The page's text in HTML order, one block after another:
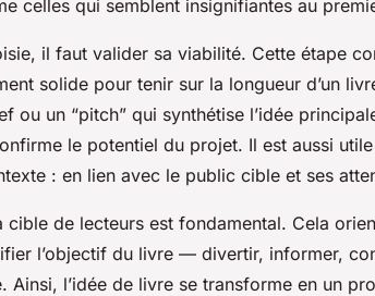
celles qui semblent insignifiantes au
il faut valider sa viabilité. Cette étape
solide pour tenir sur la longueur d’un
ou un “pitch” qui synthétise l’idée
le potentiel du projet. Il est aussi
: en lien avec le public cible et ses
cible de lecteurs est fondamental. Cela
l’objectif du livre — divertir, informer,
Ainsi, l’idée de livre se transforme en un